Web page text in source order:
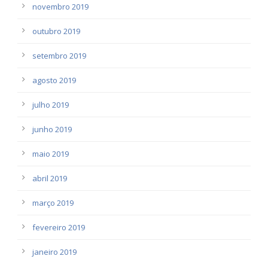
novembro 2019
outubro 2019
setembro 2019
agosto 2019
julho 2019
junho 2019
maio 2019
abril 2019
março 2019
fevereiro 2019
janeiro 2019